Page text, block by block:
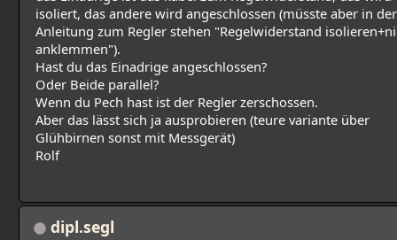
isoliert, das andere wird angeschlossen (müsste aber in der
Anleitung zum Regler stehen "Regelwiderstand
anklemmen").
Hast du das Einadrige angeschlossen?
Oder Beide parallel?
Wenn du Pech hast ist der Regler zerschossen.
Aber das lässt sich ja ausprobieren (teure variante über
Glühbirnen sonst mit Messgerät)
Rolf
dipl.segl